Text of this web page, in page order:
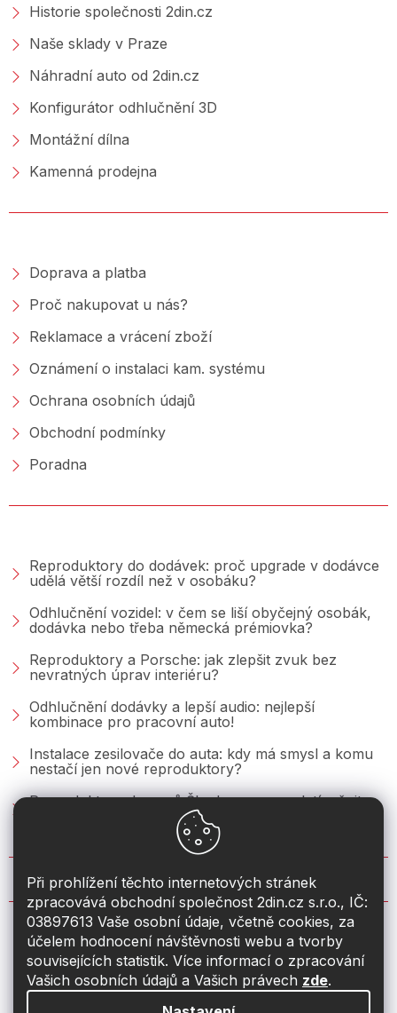
Při prohlížení těchto internetových stránek
zpracovává obchodní společnost 2din.cz s.r.o., IČ:
03897613 Vaše osobní údaje, včetně cookies, za
účelem hodnocení návštěvnosti webu a tvorby
souvisejících statistik. Více informací o zpracování
Vašich osobních údajů a Vašich právech zde.
Historie společnosti 2din.cz
Naše sklady v Praze
Náhradní auto od 2din.cz
Konfigurátor odhlučnění 3D
Montážní dílna
Kamenná prodejna
Doprava a platba
Proč nakupovat u nás?
Reklamace a vrácení zboží
Oznámení o instalaci kam. systému
Ochrana osobních údajů
Obchodní podmínky
Poradna
Reproduktory do dodávek: proč upgrade v dodávce
udělá větší rozdíl než v osobáku?
Odhlučnění vozidel: v čem se liší obyčejný osobák,
dodávka nebo třeba německá prémiovka?
Reproduktory a Porsche: jak zlepšit zvuk bez
nevratných úprav interiéru?
Odhlučnění dodávky a lepší audio: nejlepší
kombinace pro pracovní auto!
Instalace zesilovače do auta: kdy má smysl a komu
nestačí jen nové reproduktory?
Reproduktory do vozů Škoda: co se vyplatí měnit u
Fabie, Octavie a Superbu?
KONTAKT
info@2din.cz
774 19 55 33